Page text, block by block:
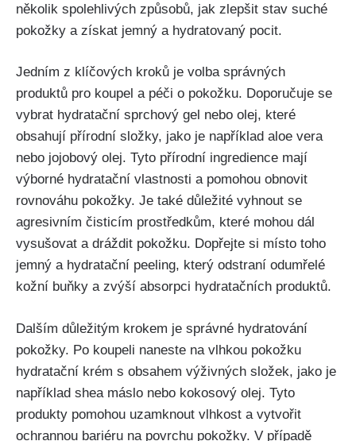
několik spolehlivých ​způsobů, jak zlepšit ⁤stav suché
pokožky a‌ získat jemný⁢ a hydratovaný pocit.
Jedním z klíčových ⁤kroků ‌je volba správných
produktů pro koupel a péči o pokožku. Doporučuje⁣ se
vybrat hydratační sprchový gel nebo ⁣olej, které⁣
obsahují přírodní složky, jako je například aloe vera⁣
nebo jojobový olej. Tyto přírodní ingredience mají
výborné hydratační vlastnosti a pomohou obnovit
rovnováhu​ pokožky. Je také⁤ důležité ​vyhnout ⁤se
agresivním čisticím prostředkům, které mohou dál
vysušovat a​ dráždit pokožku. Dopřejte si místo toho
jemný a hydratační peeling, který ⁤odstraní odumřelé⁤
kožní buňky‍ a⁣ zvýší⁣ absorpci hydratačních produktů.
Dalším‌ důležitým krokem je správné⁤ hydratování
pokožky. Po koupeli ‍naneste​ na vlhkou pokožku
hydratační krém s ⁤obsahem výživných složek, jako je
například shea máslo nebo kokosový olej.‍ Tyto
produkty‌ pomohou ⁤uzamknout vlhkost a vytvořit
‍ochrannou bariéru na‌ povrchu pokožky. V případě